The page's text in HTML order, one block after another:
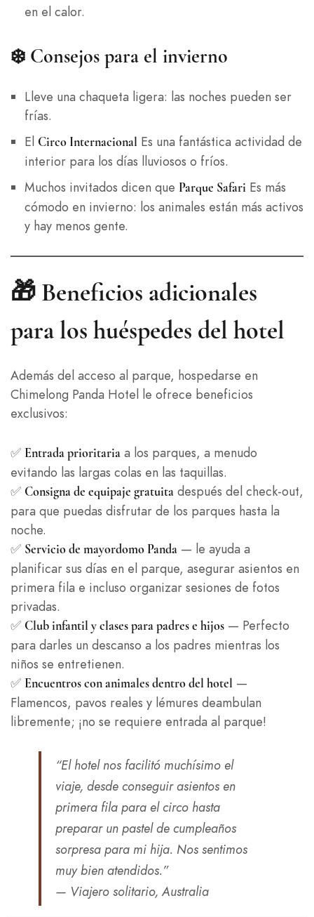
en el calor.
❄️ Consejos para el invierno
Lleve una chaqueta ligera: las noches pueden ser
frías.
El Circo Internacional Es una fantástica actividad de
interior para los días lluviosos o fríos.
Muchos invitados dicen que Parque Safari Es más
cómodo en invierno: los animales están más activos
y hay menos gente.
🎁 Beneficios adicionales
para los huéspedes del hotel
Además del acceso al parque, hospedarse en
Chimelong Panda Hotel le ofrece beneficios
exclusivos:
✅ Entrada prioritaria a los parques, a menudo
evitando las largas colas en las taquillas.
✅ Consigna de equipaje gratuita después del check-out,
para que puedas disfrutar de los parques hasta la
noche.
✅ Servicio de mayordomo Panda — le ayuda a
planificar sus días en el parque, asegurar asientos en
primera fila e incluso organizar sesiones de fotos
privadas.
✅ Club infantil y clases para padres e hijos — Perfecto
para darles un descanso a los padres mientras los
niños se entretienen.
✅ Encuentros con animales dentro del hotel —
Flamencos, pavos reales y lémures deambulan
libremente; ¡no se requiere entrada al parque!
“El hotel nos facilitó muchísimo el
viaje, desde conseguir asientos en
primera fila para el circo hasta
preparar un pastel de cumpleaños
sorpresa para mi hija. Nos sentimos
muy bien atendidos.”
— Viajero solitario, Australia